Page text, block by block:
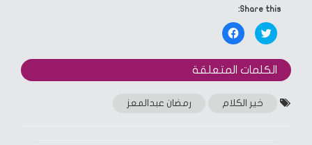
Share this:
Click
to
share
Twitter
(Opens
in
window)
Click
to
Facebook
(Opens
in
الكلمات المتعلقة‎
خير الكلام رمضان عبدالمعز